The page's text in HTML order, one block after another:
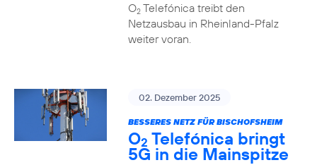
O2Telefónica treibt den
Netzausbau in Rheinland-Pfalz
weiter voran.
02. Dezember 2025
BESSERES NETZ FÜR BISCHOFSHEIM
O2 Telefónica bringt
5G in die Mainspitze